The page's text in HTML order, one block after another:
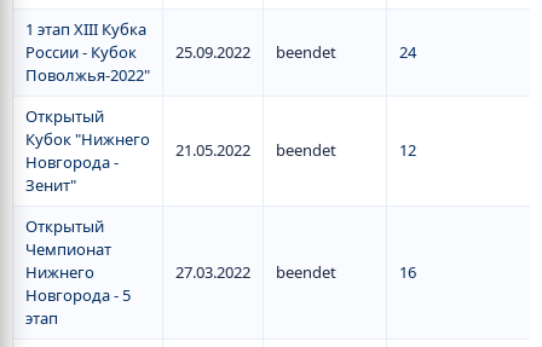
1 этап XIII Кубка
России - Кубок
Поволжья-2022"
25.09.2022 beendet 24
Открытый
Кубок "Нижнего
Новгорода -
Зенит"
21.05.2022 beendet 12
Открытый
Чемпионат
Нижнего
Новгорода - 5
этап
27.03.2022 beendet 16